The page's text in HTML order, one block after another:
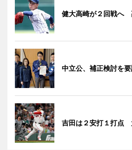
健大高崎が２回戦へ
中立公、補正検討を
吉田は２安打１打点